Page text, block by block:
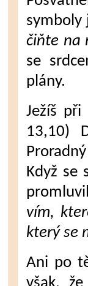
symboly
čiňte na
se
plány.
Ježíš
13,10)
Když se
vím,
který se
Ani po